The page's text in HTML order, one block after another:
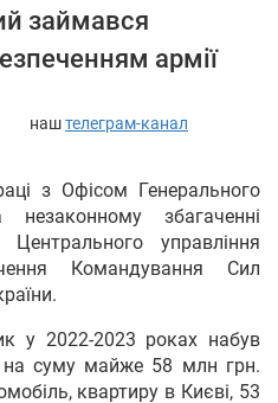
займався
армії
наштелеграм-канал
з Офісом Генерального
збагаченні
управління
Командування Сил
у 2022-2023 роках набув
на суму майже 58 млн грн.
квартиру в Києві, 53